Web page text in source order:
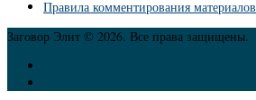
Правила комментирования материалов
Заговор Элит © 2026. Все права защищены.